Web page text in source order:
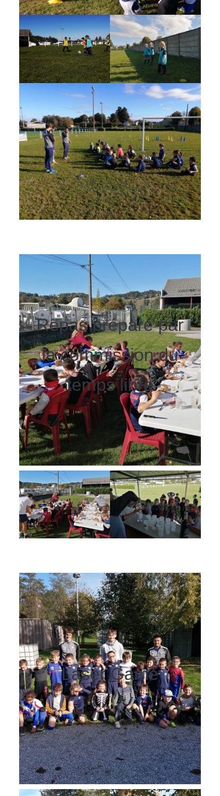
Repas préparé par
la commission du
temps libre
Laser Game